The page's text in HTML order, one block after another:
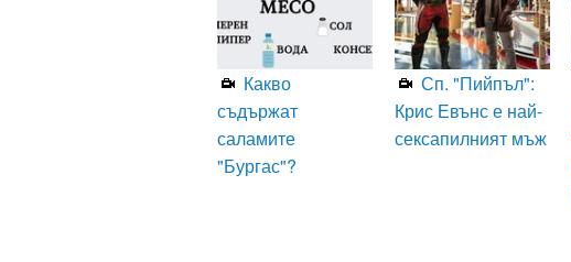
Какво
съдържат
саламите
"Бургас"?
Сп. "Пийпъл":
Крис Евънс е най-
сексапилният мъж